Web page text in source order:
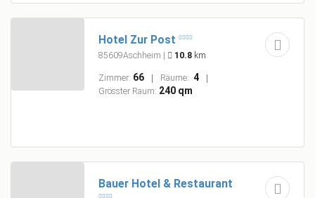
Hotel Zur Post
85609Aschheim 10.8 km
Zimmer: 66 Räume: 4
Grösster Raum: 240 qm
Bauer Hotel & Restaurant